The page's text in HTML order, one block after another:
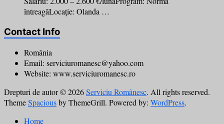
întreagăLocație: Olanda …
Contact Info
România
Email: serviciuromanesc@yahoo.com
Website: www.serviciuromanesc.ro
Drepturi de autor © 2026Serviciu Românesc. All rights reserved.
ThemeSpaciousby ThemeGrill. Powered by: WordPress.
Home